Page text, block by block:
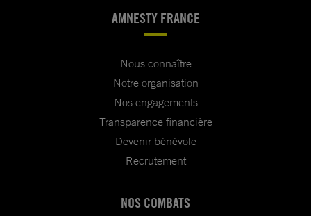
AMNESTY FRANCE
Nous connaître
Notre organisation
Nos engagements
Transparence financière
Devenir bénévole
Recrutement
NOS COMBATS